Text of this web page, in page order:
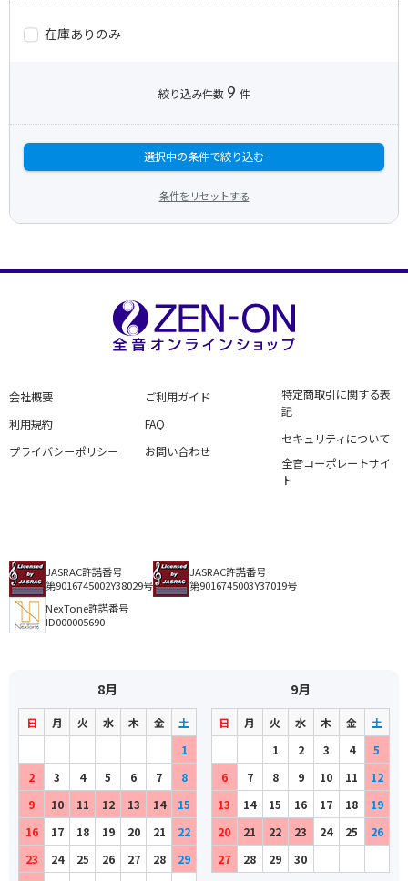
在庫ありのみ
絞り込み件数 9 件
選択中の条件で絞り込む
条件をリセットする
会社概要
利用規約
プライバシーポリシー
ご利用ガイド
FAQ
お問い合わせ
特定商取引に関する表
記
セキュリティについて
全音コーポレートサイ
ト
JASRAC許諾番号
第9016745002Y38029号
JASRAC許諾番号
第9016745003Y37019号
NexTone許諾番号
ID000005690
8月
日 月 火 水 木 金
土
1
2
3 4 5 6 7
8
9
10 11 12 13 14
15
16
17 18 19 20 21
22
23
24 25 26 27 28
29
9月
日 月 火 水 木 金
土
1
2 3 4
5
6
7 8 9 10 11
12
13
14 15 16 17 18
19
20
21 22 23 24 25
26
27
28 29 30